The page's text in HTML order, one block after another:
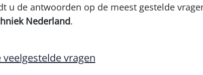
u de antwoorden op de meest gestelde
Nederland.
veelgestelde vragen